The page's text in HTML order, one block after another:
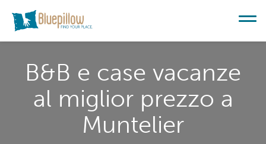
B&B e case vacanze
al miglior prezzo a
Muntelier